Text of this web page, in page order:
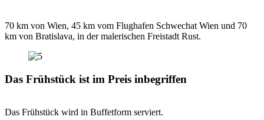
70 km von Wien, 45 km vom Flughafen Schwechat Wien und 70
km von Bratislava, in der malerischen Freistadt Rust.
Das Frühstück ist im Preis inbegriffen
Das Frühstück wird in Buffetform serviert.